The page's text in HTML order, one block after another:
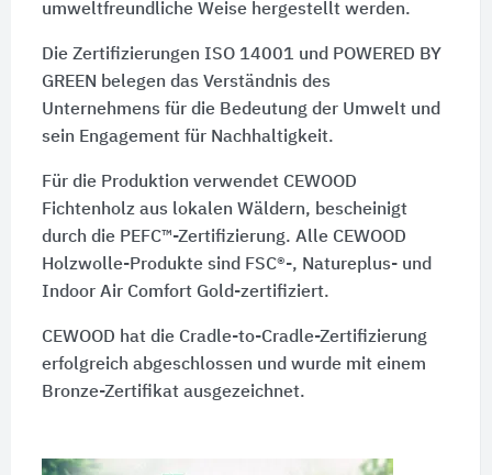
umweltfreundliche Weise hergestellt werden.
Die Zertifizierungen ISO 14001 und POWERED BY
GREEN belegen das Verständnis des
Unternehmens für die Bedeutung der Umwelt und
sein Engagement für Nachhaltigkeit.
Für die Produktion verwendet CEWOOD
Fichtenholz aus lokalen Wäldern, bescheinigt
durch die PEFC™-Zertifizierung. Alle CEWOOD
Holzwolle-Produkte sind FSC®-, Natureplus- und
Indoor Air Comfort Gold-zertifiziert.
CEWOOD hat die Cradle-to-Cradle-Zertifizierung
erfolgreich abgeschlossen und wurde mit einem
Bronze-Zertifikat ausgezeichnet.